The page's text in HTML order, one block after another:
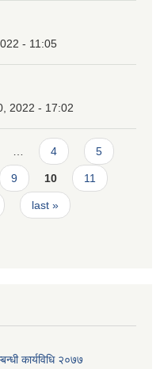
- 11:05
2022 - 17:02
4 5
9 10 11
last »
कार्यविधि २०७७